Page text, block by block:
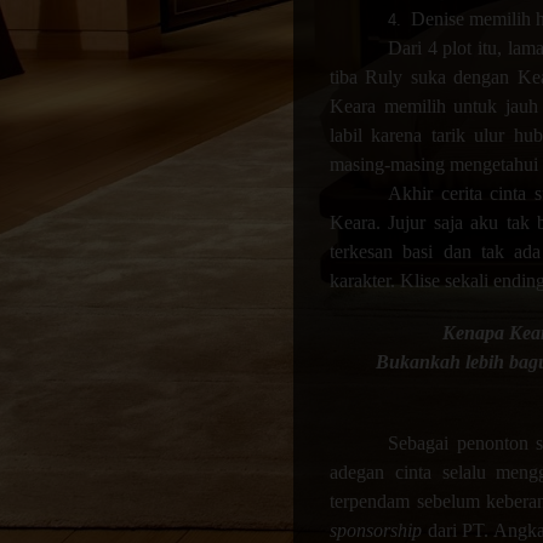
4.
Denise memilih
Dari 4 plot itu,
tiba Ruly suka dengan
Keara memilih untuk
labil karena tarik ulur
masing-masing
Akhir cerita cinta
Keara. Jujur saja aku tak
terkesan basi dan tak
karakter. Klise sekali
Kenapa
Bukankah lebih
Sebagai penonton
adegan cinta selalu
terpendam sebelum
sponsorship dari PT.